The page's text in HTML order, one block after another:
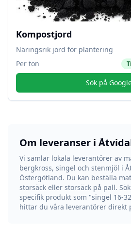
Kompostjord
Näringsrik jord för plantering
Per ton
Sök på
Om leveranser i
Vi samlar lokala leverantörer av
bergkross, singel och stenmjöl i
Östergötland. Du kan beställa
storsäck eller storsäck på pall.
specifik produkt som "singel 16-
hittar du våra leverantörer direkt